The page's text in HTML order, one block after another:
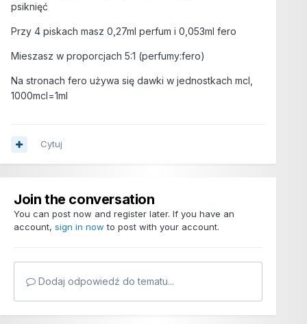
psiknięć
Przy 4 piskach masz 0,27ml perfum i 0,053ml fero
Mieszasz w proporcjach 5:1 (perfumy:fero)
Na stronach fero używa się dawki w jednostkach mcl,
1000mcl=1ml
Cytuj
Join the conversation
You can post now and register later. If you have an
account, sign in now to post with your account.
Dodaj odpowiedź do tematu...